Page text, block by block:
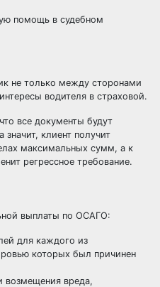
помощь в судебном
не только между сторонами
водителя в страховой.
все документы будут
клиент получит
максимальных сумм, а к
регрессное требование.
выплаты по ОСАГО:
для каждого из
которых был причинен
возмещения вреда,